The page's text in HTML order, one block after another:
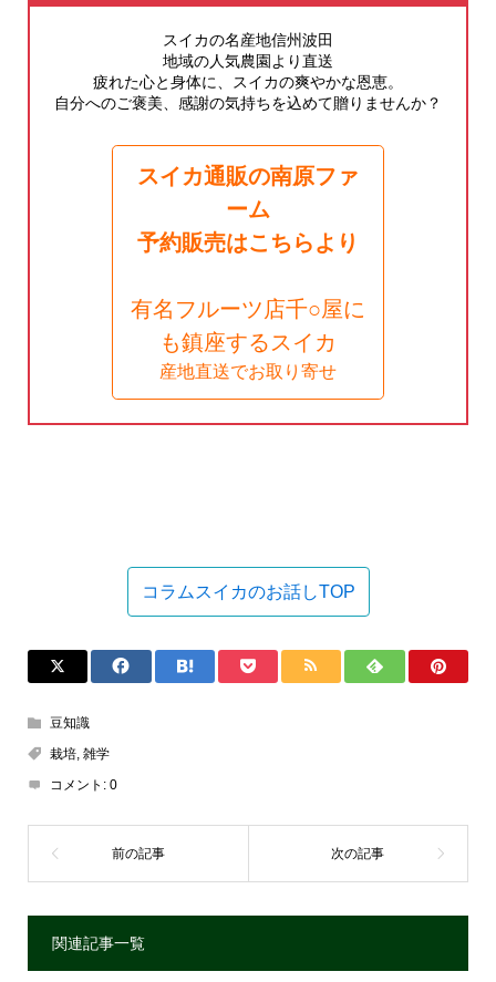
スイカの名産地信州波田
地域の人気農園より直送
疲れた心と身体に、スイカの爽やかな恩恵。
自分へのご褒美、感謝の気持ちを込めて贈りませんか？
スイカ通販の南原ファ
ーム
予約販売はこちらより
有名フルーツ店千○屋に
も鎮座するスイカ
産地直送でお取り寄せ
コラムスイカのお話しTOP
豆知識
栽培, 雑学
コメント: 0
関連記事一覧